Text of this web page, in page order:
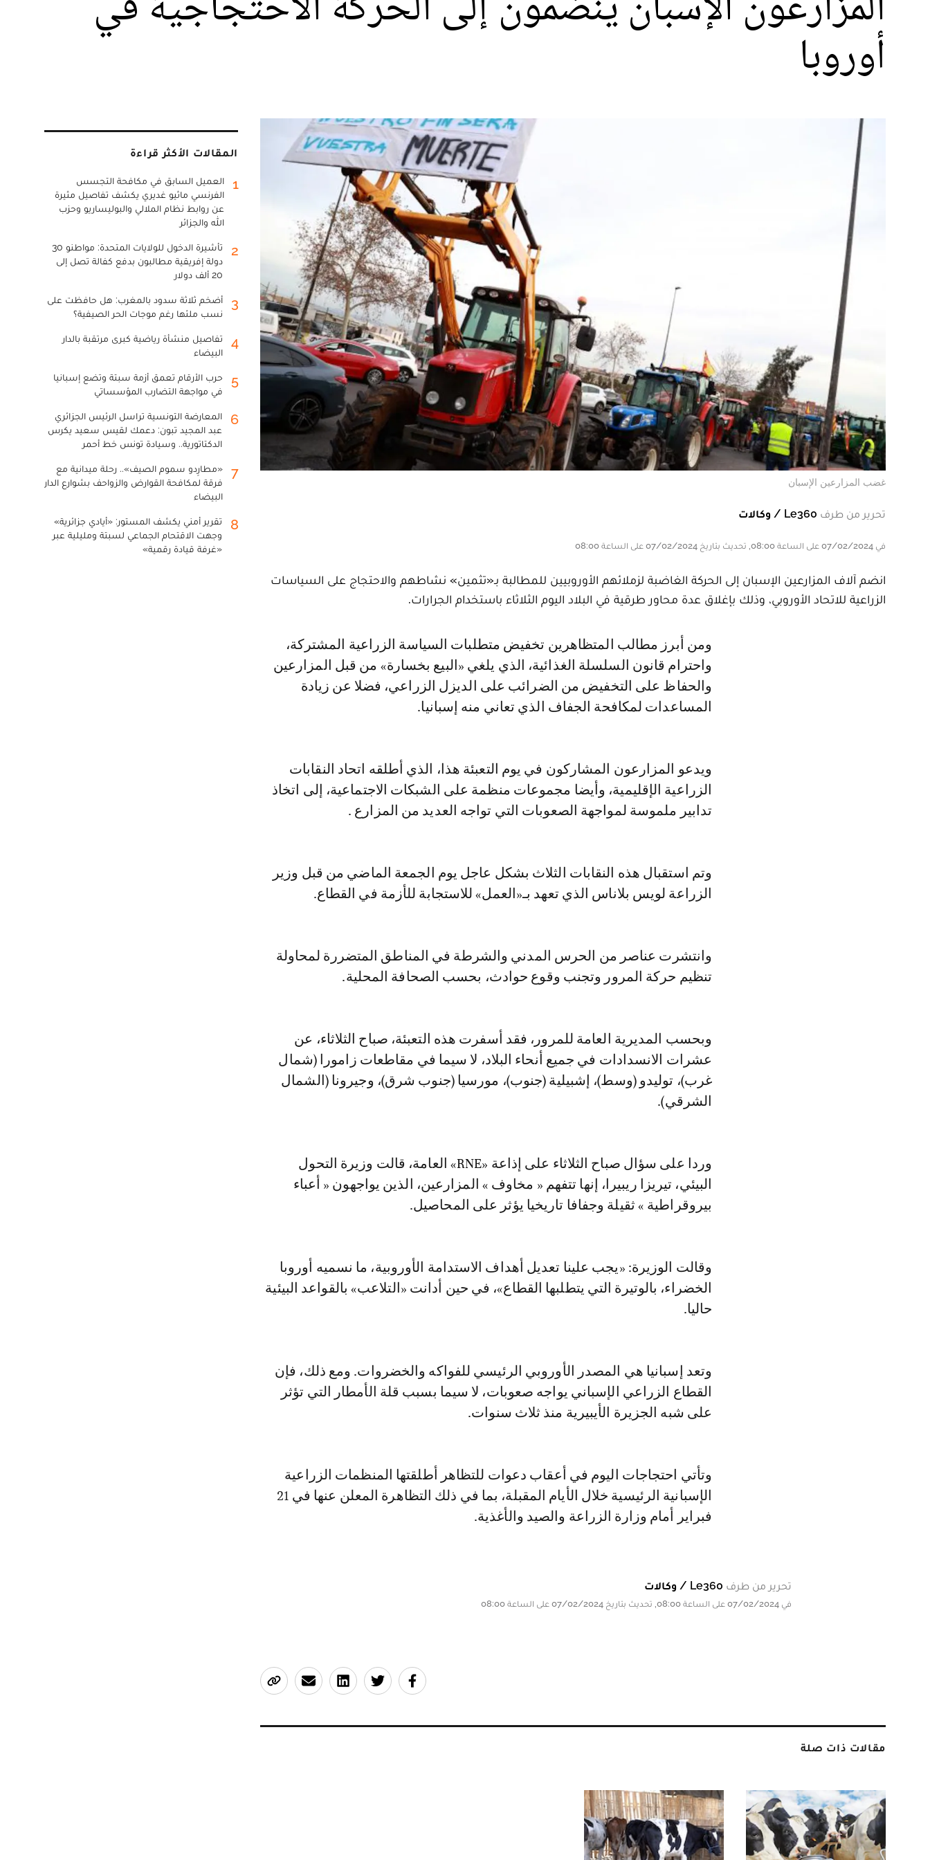
أوروبا
غضب المزارعين الإسبان
تحرير من طرف Le360 / وكالات
في 07/02/2024 على الساعة 08:00, تحديث بتاريخ 07/02/2024 على الساعة 08:00
انضم آلاف المزارعين الإسبان إلى الحركة الغاضبة لزملائهم الأوروبيين للمطالبة بـ«تثمين» نشاطهم والاحتجاج على السياسات
الزراعية للاتحاد الأوروبي، وذلك بإغلاق عدة محاور طرقية في البلاد اليوم الثلاثاء باستخدام الجرارات.
ومن أبرز مطالب المتظاهرين تخفيض متطلبات السياسة الزراعية المشتركة،
واحترام قانون السلسلة الغذائية، الذي يلغي «البيع بخسارة» من قبل المزارعين
والحفاظ على التخفيض من الضرائب على الديزل الزراعي، فضلا عن زيادة
المساعدات لمكافحة الجفاف الذي تعاني منه إسبانيا.
ويدعو المزارعون المشاركون في يوم التعبئة هذا، الذي أطلقه اتحاد النقابات
الزراعية الإقليمية، وأيضا مجموعات منظمة على الشبكات الاجتماعية، إلى اتخاذ
تدابير ملموسة لمواجهة الصعوبات التي تواجه العديد من المزارع .
وتم استقبال هذه النقابات الثلاث بشكل عاجل يوم الجمعة الماضي من قبل وزير
الزراعة لويس بلاناس الذي تعهد بـ«العمل» للاستجابة للأزمة في القطاع.
وانتشرت عناصر من الحرس المدني والشرطة في المناطق المتضررة لمحاولة
تنظيم حركة المرور وتجنب وقوع حوادث، بحسب الصحافة المحلية.
وبحسب المديرية العامة للمرور، فقد أسفرت هذه التعبئة، صباح الثلاثاء، عن
عشرات الانسدادات في جميع أنحاء البلاد، لا سيما في مقاطعات زامورا (شمال
غرب)، توليدو (وسط)، إشبيلية (جنوب)، مورسيا (جنوب شرق)، وجيرونا (الشمال
الشرقي).
وردا على سؤال صباح الثلاثاء على إذاعة «RNE» العامة، قالت وزيرة التحول
البيئي، تيريزا ريبيرا، إنها تتفهم « مخاوف » المزارعين، الذين يواجهون « أعباء
بيروقراطية » ثقيلة وجفافا تاريخيا يؤثر على المحاصيل.
وقالت الوزيرة: «يجب علينا تعديل أهداف الاستدامة الأوروبية، ما نسميه أوروبا
الخضراء، بالوتيرة التي يتطلبها القطاع»، في حين أدانت «التلاعب» بالقواعد البيئية
حاليا.
وتعد إسبانيا هي المصدر الأوروبي الرئيسي للفواكه والخضروات. ومع ذلك، فإن
القطاع الزراعي الإسباني يواجه صعوبات، لا سيما بسبب قلة الأمطار التي تؤثر
على شبه الجزيرة الأيبيرية منذ ثلاث سنوات.
وتأتي احتجاجات اليوم في أعقاب دعوات للتظاهر أطلقتها المنظمات الزراعية
الإسبانية الرئيسية خلال الأيام المقبلة، بما في ذلك التظاهرة المعلن عنها في 21
فبراير أمام وزارة الزراعة والصيد والأغذية.
تحرير من طرف Le360 / وكالات
في 07/02/2024 على الساعة 08:00, تحديث بتاريخ 07/02/2024 على الساعة 08:00
مقالات ذات صلة
المقالات الأكثر قراءة
1
العميل السابق في مكافحة التجسس
الفرنسي ماثيو غديري يكشف تفاصيل مثيرة
عن روابط نظام الملالي والبوليساريو وحزب
الله والجزائر
2
تأشيرة الدخول للولايات المتحدة: مواطنو 30
دولة إفريقية مطالبون بدفع كفالة تصل إلى
20 ألف دولار
3
أضخم ثلاثة سدود بالمغرب: هل حافظت على
نسب ملئها رغم موجات الحر الصيفية؟
4
تفاصيل منشأة رياضية كبرى مرتقبة بالدار
البيضاء
5
حرب الأرقام تعمق أزمة سبتة وتضع إسبانيا
في مواجهة التضارب المؤسساتي
6
المعارضة التونسية تراسل الرئيس الجزائري
عبد المجيد تبون: دعمك لقيس سعيد يكرس
الدكتاتورية.. وسيادة تونس خط أحمر
7
«مطارِدو سموم الصيف».. رحلة ميدانية مع
فرقة لمكافحة القوارض والزواحف بشوارع الدار
البيضاء
8
تقرير أمني يكشف المستور: «أيادي جزائرية»
وجهت الاقتحام الجماعي لسبتة ومليلية عبر
«غرفة قيادة رقمية»